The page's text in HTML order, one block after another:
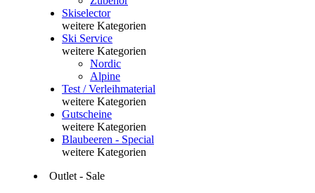
Skiselector
weitere Kategorien
Ski Service
weitere Kategorien
Nordic
Alpine
Test / Verleihmaterial
weitere Kategorien
Gutscheine
weitere Kategorien
Blaubeeren - Special
weitere Kategorien
Outlet - Sale